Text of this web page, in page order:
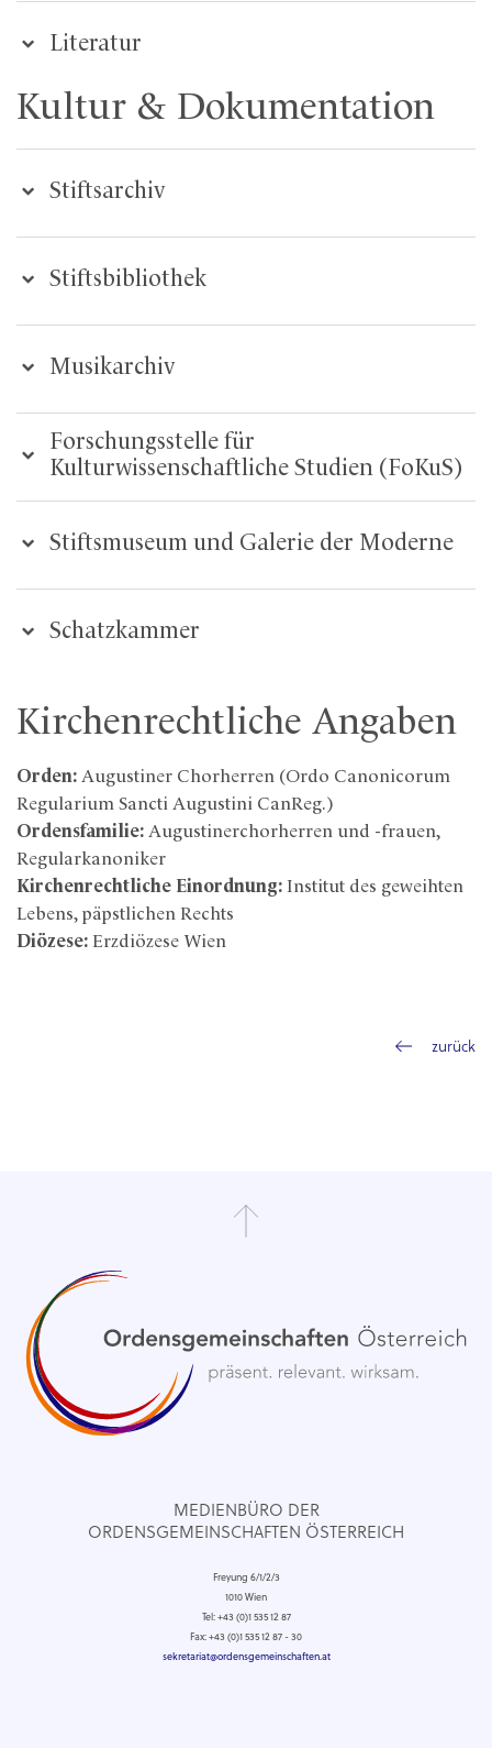
Literatur
Kultur & Dokumentation
Stiftsarchiv
Stiftsbibliothek
Musikarchiv
Forschungsstelle für
Kulturwissenschaftliche Studien (FoKuS)
Stiftsmuseum und Galerie der Moderne
Schatzkammer
Kirchenrechtliche Angaben
Orden: Augustiner Chorherren (Ordo Canonicorum
Regularium Sancti Augustini CanReg.)
Ordensfamilie: Augustinerchorherren und -frauen,
Regularkanoniker
Kirchenrechtliche Einordnung: Institut des geweihten
Lebens, päpstlichen Rechts
Diözese: Erzdiözese Wien
zurück
MEDIENBÜRO DER
ORDENSGEMEINSCHAFTEN ÖSTERREICH
Freyung 6/1/2/3
1010 Wien
Tel: +43 (0)1 535 12 87
Fax: +43 (0)1 535 12 87 - 30
sekretariat@ordensgemeinschaften.at